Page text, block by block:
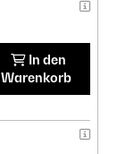
In den
Warenkorb